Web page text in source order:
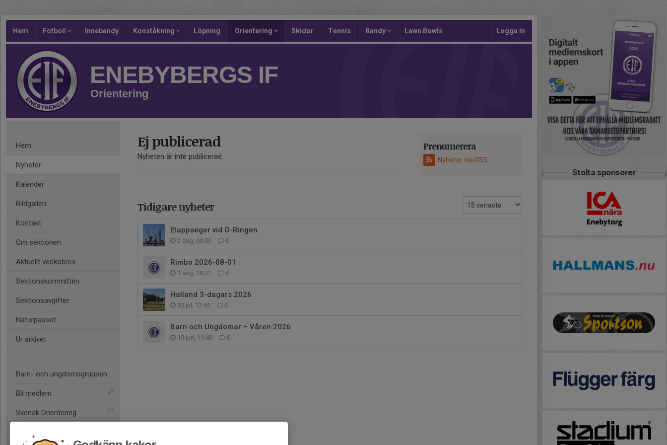
Hem Fotboll Innebandy Konståkning Löpning Orientering Skidor Tennis Bandy Lawn Bowls Logga in
ENEBYBERGS IF
Orientering
Hem
Nyheter
Kalender
Bildgalleri
Kontakt
Om sektionen
Aktuellt veckobrev
Sektionskommittén
Sektionsavgifter
Naturpasset
Ur arkivet
Barn- och ungdomsgruppen
Bli medlem
Svensk Orientering
Prenumerera
Nyheter via RSS
Ej publicerad
Nyheten är inte publicerad
Tidigare nyheter
Etappseger vid O-Ringen
2 aug, 09:00 0
Rimbo 2026-08-01
1 aug, 18:22 0
Halland 3-dagars 2026
13 jul, 12:45 0
Barn och Ungdomar – Våren 2026
19 jun, 11:40 0
Stolta sponsorer